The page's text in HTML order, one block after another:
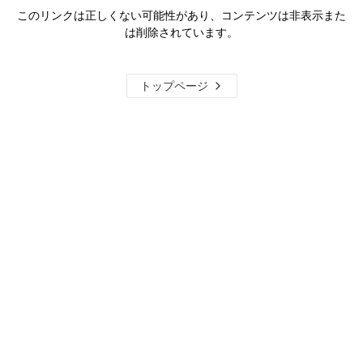
このリンクは正しくない可能性があり、コンテンツは非表示また
は削除されています。
トップページ